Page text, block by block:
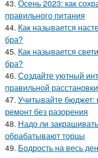
43. Осень 2023: как
правильного питания
44. Как называется
бра?
45. Как называется
бра?
46. Создайте уютный
правильной
47. Учитывайте бюджет:
ремонт без разорения
48. Надо ли
обрабатывают торцы
49. Бодрость на весь